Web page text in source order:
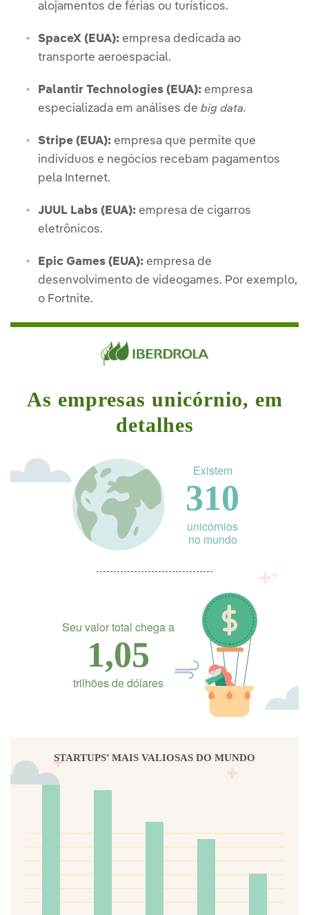
alojamentos de férias ou turísticos.
SpaceX (EUA): empresa dedicada ao
transporte aeroespacial.
Palantir Technologies (EUA): empresa
especializada em análises de big data.
Stripe (EUA): empresa que permite que
indivíduos e negócios recebam pagamentos
pela Internet.
JUUL Labs (EUA): empresa de cigarros
eletrônicos.
Epic Games (EUA): empresa de
desenvolvimento de videogames. Por exemplo,
o Fortnite.
As empresas unicórnio, em
detalhes
Existem
310
unicórnios
no mundo
Seu valor total chega a
1,05
trilhões de dólares
STARTUPS’ MAIS VALIOSAS DO MUNDO